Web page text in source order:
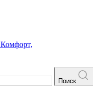
Комфорт,
Поиск